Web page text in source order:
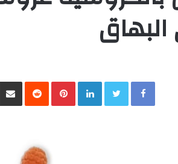
Facebook
Twitter
LinkedIn
Pinterest
‏Reddit